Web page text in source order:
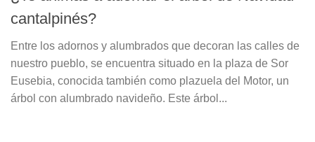
cantalpinés?
Entre los adornos y alumbrados que decoran las calles de
nuestro pueblo, se encuentra situado en la plaza de Sor
Eusebia, conocida también como plazuela del Motor, un
árbol con alumbrado navideño. Este árbol...